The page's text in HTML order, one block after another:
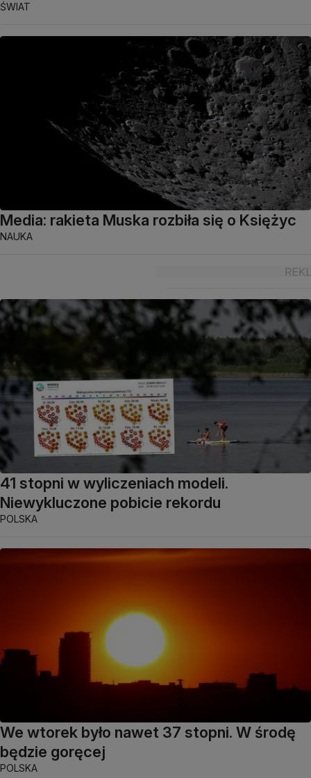
ŚWIAT
Media: rakieta Muska rozbiła się o Księżyc
NAUKA
41 stopni w wyliczeniach modeli.
Niewykluczone pobicie rekordu
POLSKA
We wtorek było nawet 37 stopni. W środę
będzie goręcej
POLSKA